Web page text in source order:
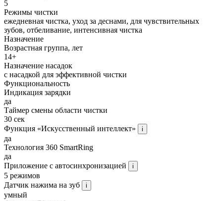
5
Режимы чистки
ежедневная чистка, уход за деснами, для чувствительных
зубов, отбеливание, интенсивная чистка
Назначение
Возрастная группа, лет
14+
Назначение насадок
с насадкой для эффективной чистки
Функциональность
Индикация зарядки
да
Таймер смены области чистки
30 сек
Функция «Искусственный интеллект»
i
да
Технология 360 SmartRing
да
Приложение с автосинхронизацией
i
5 режимов
Датчик нажима на зуб
i
умный